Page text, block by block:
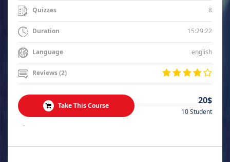
Quizzes 8
Duration 15:29:22
Language english
Reviews (2)
Take This Course 20$
10 Student
.